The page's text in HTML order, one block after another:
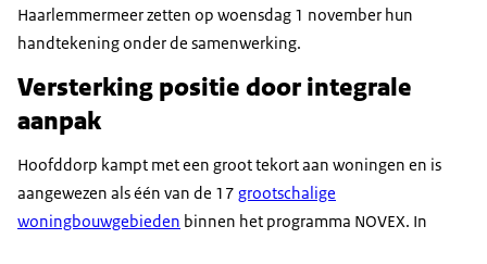
Haarlemmermeer zetten op woensdag 1 november hun
handtekening onder de samenwerking.
Versterking positie door integrale
aanpak
Hoofddorp kampt met een groot tekort aan woningen en is
aangewezen als één van de 17 grootschalige
woningbouwgebieden binnen het programma NOVEX. In